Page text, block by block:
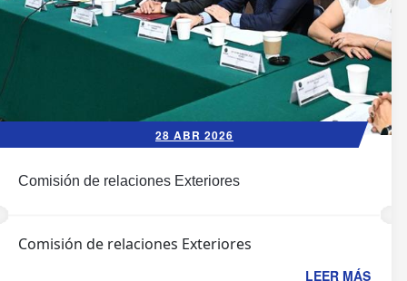
28 ABR 2026
Comisión de relaciones Exteriores
Comisión de relaciones Exteriores
LEER MÁS